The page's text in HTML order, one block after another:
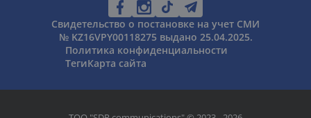
Свидетельство о постановке на учет СМИ
№ KZ16VPY00118275 выдано 25.04.2025.
Политика конфиденциальности
ТегиКарта сайта